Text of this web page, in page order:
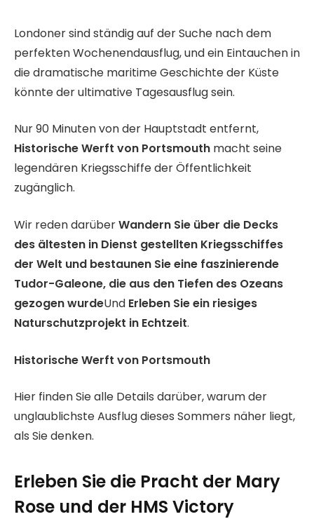
Londoner sind ständig auf der Suche nach dem
perfekten Wochenendausflug, und ein Eintauchen in
die dramatische maritime Geschichte der Küste
könnte der ultimative Tagesausflug sein.
Nur 90 Minuten von der Hauptstadt entfernt,
Historische Werft von Portsmouth macht seine
legendären Kriegsschiffe der Öffentlichkeit
zugänglich.
Wir reden darüberWandern Sie über die Decks
des ältesten in Dienst gestellten Kriegsschiffes
der Welt und bestaunen Sie eine faszinierende
Tudor-Galeone, die aus den Tiefen des Ozeans
gezogen wurdeUnd Erleben Sie ein riesiges
Naturschutzprojekt in Echtzeit.
Historische Werft von Portsmouth
Hier finden Sie alle Details darüber, warum der
unglaublichste Ausflug dieses Sommers näher liegt,
als Sie denken.
Erleben Sie die Pracht der Mary
Rose und der HMS Victory